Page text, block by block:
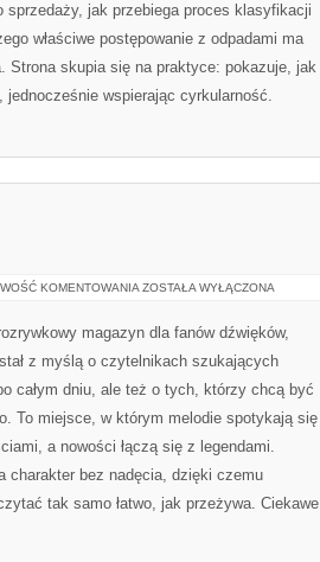
sprzedaży, jak przebiega proces klasyfikacji
właściwe postępowanie z odpadami ma
Strona skupia się na praktyce: pokazuje, jak
wspierając cyrkularność.
KOMENTOWANIA MUZYKA
ZOSTAŁA WYŁĄCZONA
magazyn dla fanów dźwięków,
z myślą o czytelnikach szukających
całym dniu, ale też o tych, którzy chcą być
To miejsce, w którym melodie spotykają się
a nowości łączą się z legendami.
charakter bez nadęcia, dzięki czemu
tak samo łatwo, jak przeżywa. Ciekawe